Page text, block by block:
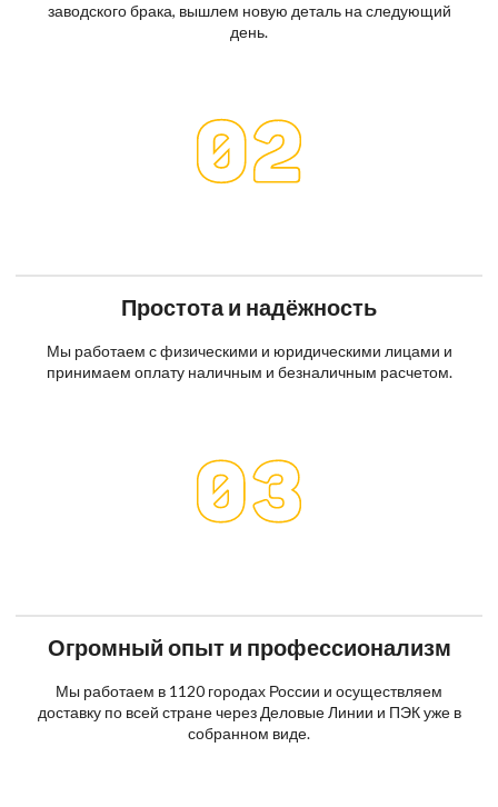
заводского брака, вышлем новую деталь на следующий
день.
Простота и надёжность
Мы работаем с физическими и юридическими лицами и
принимаем оплату наличным и безналичным расчетом.
Огромный опыт и профессионализм
Мы работаем в 1120 городах России и осуществляем
доставку по всей стране через Деловые Линии и ПЭК уже в
собранном виде.